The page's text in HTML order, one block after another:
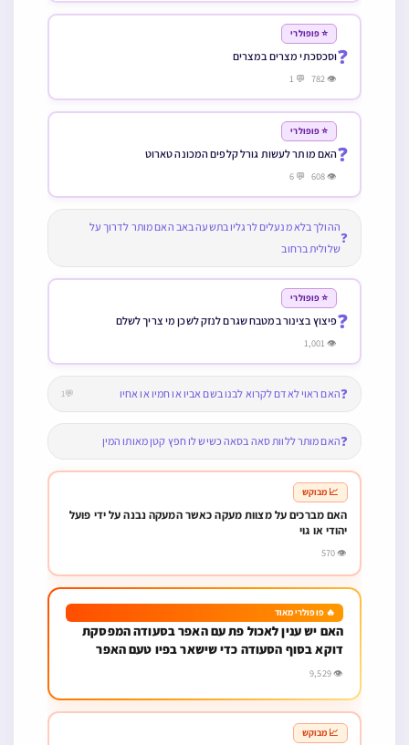
❓
⭐ פופולרי
וסכסכתי מצרים במצרים
👁 782 💬 1
❓
⭐ פופולרי
האם מותר לעשות גורל קלפים המכונה טארוט
👁 608 💬 6
❓
ההולך בלא מנעלים לרגליו בתשעה באב האם מותר לדרוך על
שלולית ברחוב
❓
⭐ פופולרי
פיצוץ בצינור במטבח שגרם לנזק לשכן מי צריך לשלם
👁 1,001
❓האם ראוי לאדם לקרוא לבנו בשם אביו או חמיו או אחיו 💬1
❓האם מותר ללוות סאה בסאה כשיש לו חפץ קטן מאותו המין
📈 מבוקש
האם מברכים על מצוות מעקה כאשר המעקה נבנה על ידי פועל
יהודי או גוי
👁 570
🔥 פופולרי מאוד
האם יש ענין לאכול פת עם האפר בסעודה המפסקת
דוקא בסוף הסעודה כדי שישאר בפיו טעם האפר
👁 9,529
📈 מבוקש